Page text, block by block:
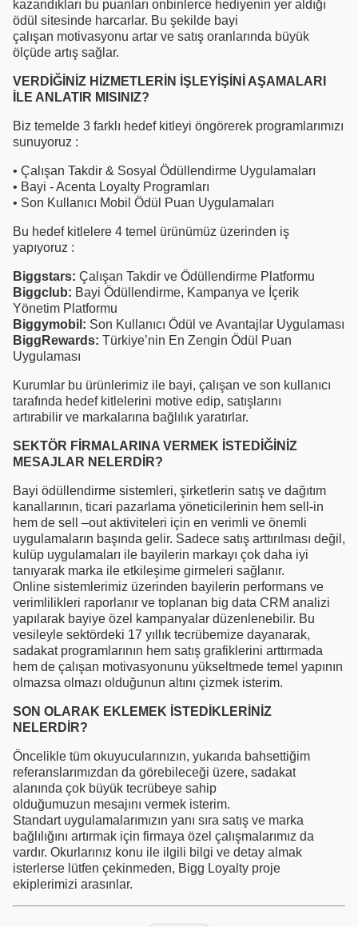
kazandıkları bu puanları onbinlerce hediyenin yer aldığı
ödül sitesinde harcarlar. Bu şekilde bayi
çalışan motivasyonu artar ve satış oranlarında büyük
ölçüde artış sağlar.
VERDİĞİNİZ HİZMETLERİN İŞLEYİŞİNİ AŞAMALARI
İLE ANLATIR MISINIZ?
Biz temelde 3 farklı hedef kitleyi öngörerek programlarımızı
sunuyoruz :
• Çalışan Takdir & Sosyal Ödüllendirme Uygulamaları
• Bayi - Acenta Loyalty Programları
• Son Kullanıcı Mobil Ödül Puan Uygulamaları
Bu hedef kitlelere 4 temel ürünümüz üzerinden iş
yapıyoruz :
Biggstars: Çalışan Takdir ve Ödüllendirme Platformu
Biggclub: Bayi Ödüllendirme, Kampanya ve İçerik
Yönetim Platformu
Biggymobil: Son Kullanıcı Ödül ve Avantajlar Uygulaması
BiggRewards: Türkiye’nin En Zengin Ödül Puan
Uygulaması
Kurumlar bu ürünlerimiz ile bayi, çalışan ve son kullanıcı
tarafında hedef kitlelerini motive edip, satışlarını
artırabilir ve markalarına bağlılık yaratırlar.
SEKTÖR FİRMALARINA VERMEK İSTEDİĞİNİZ
MESAJLAR NELERDİR?
Bayi ödüllendirme sistemleri, şirketlerin satış ve dağıtım
kanallarının, ticari pazarlama yöneticilerinin hem sell-in
hem de sell –out aktiviteleri için en verimli ve önemli
uygulamaların başında gelir. Sadece satış arttırılması değil,
kulüp uygulamaları ile bayilerin markayı çok daha iyi
tanıyarak marka ile etkileşime girmeleri sağlanır.
Online sistemlerimiz üzerinden bayilerin performans ve
verimlilikleri raporlanır ve toplanan big data CRM analizi
yapılarak bayiye özel kampanyalar düzenlenebilir. Bu
vesileyle sektördeki 17 yıllık tecrübemize dayanarak,
sadakat programlarının hem satış grafiklerini arttırmada
hem de çalışan motivasyonunu yükseltmede temel yapının
olmazsa olmazı olduğunun altını çizmek isterim.
SON OLARAK EKLEMEK İSTEDİKLERİNİZ
NELERDİR?
Öncelikle tüm okuyucularınızın, yukarıda bahsettiğim
referanslarımızdan da görebileceği üzere, sadakat
alanında çok büyük tecrübeye sahip
olduğumuzun mesajını vermek isterim.
Standart uygulamalarımızın yanı sıra satış ve marka
bağlılığını artırmak için firmaya özel çalışmalarımız da
vardır. Okurlarınız konu ile ilgili bilgi ve detay almak
isterlerse lütfen çekinmeden, Bigg Loyalty proje
ekiplerimizi arasınlar.